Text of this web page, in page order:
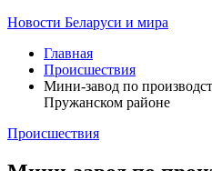
Новости Беларуси и мира
Главная
Происшествия
Мини-завод по
Пружанском районе
Происшествия